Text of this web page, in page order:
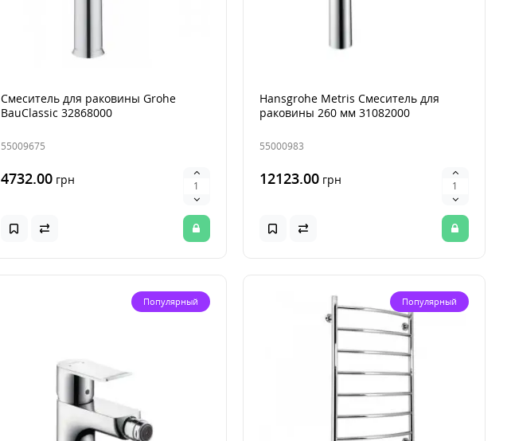
Смеситель для раковины Grohe
BauClassic 32868000
55009675
4732.00грн
Hansgrohe Metris Смеситель для
раковины 260 мм 31082000
55000983
12123.00грн
Популярный Популярный